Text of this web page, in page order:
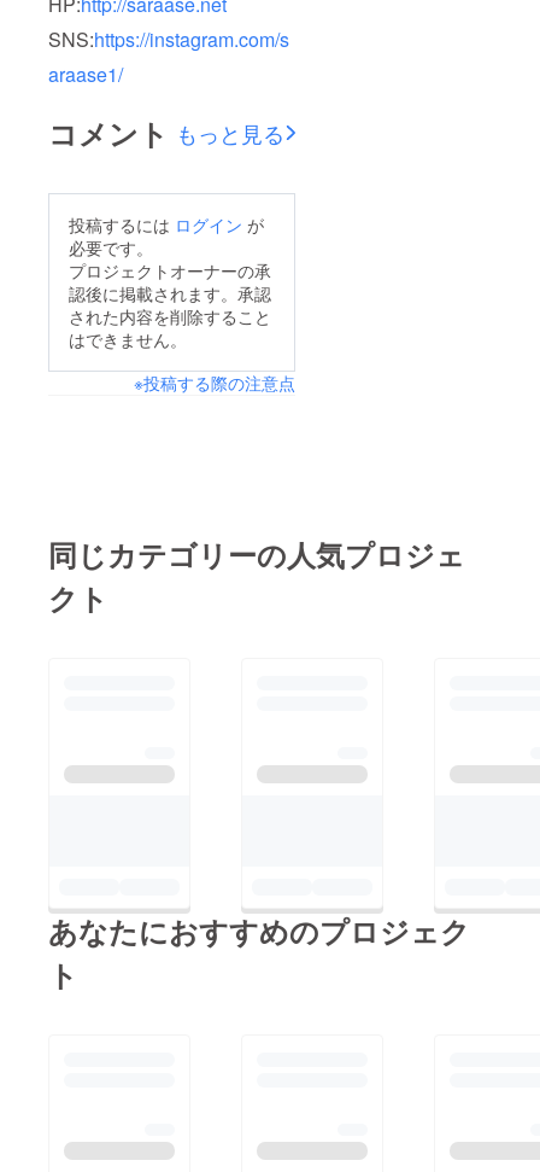
SNS:https://instagram.com/s
araase1/
コメント もっと見る
投稿するには ログイン が
必要です。
プロジェクトオーナーの承
認後に掲載されます。承認
された内容を削除すること
はできません。
※投稿する際の注意点
同じカテゴリーの人気プロジェ
クト
あなたにおすすめのプロジェク
ト